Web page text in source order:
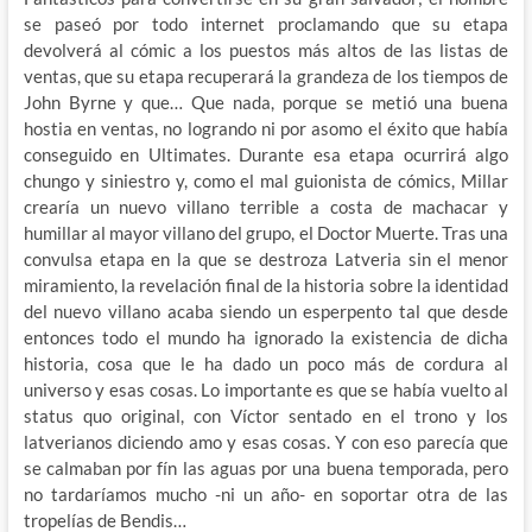
se paseó por todo internet proclamando que su etapa
devolverá al cómic a los puestos más altos de las listas de
ventas, que su etapa recuperará la grandeza de los tiempos de
John Byrne y que… Que nada, porque se metió una buena
hostia en ventas, no logrando ni por asomo el éxito que había
conseguido en Ultimates. Durante esa etapa ocurrirá algo
chungo y siniestro y, como el mal guionista de cómics, Millar
crearía un nuevo villano terrible a costa de machacar y
humillar al mayor villano del grupo, el Doctor Muerte. Tras una
convulsa etapa en la que se destroza Latveria sin el menor
miramiento, la revelación final de la historia sobre la identidad
del nuevo villano acaba siendo un esperpento tal que desde
entonces todo el mundo ha ignorado la existencia de dicha
historia, cosa que le ha dado un poco más de cordura al
universo y esas cosas. Lo importante es que se había vuelto al
status quo original, con Víctor sentado en el trono y los
latverianos diciendo amo y esas cosas. Y con eso parecía que
se calmaban por fín las aguas por una buena temporada, pero
no tardaríamos mucho -ni un año- en soportar otra de las
tropelías de Bendis…